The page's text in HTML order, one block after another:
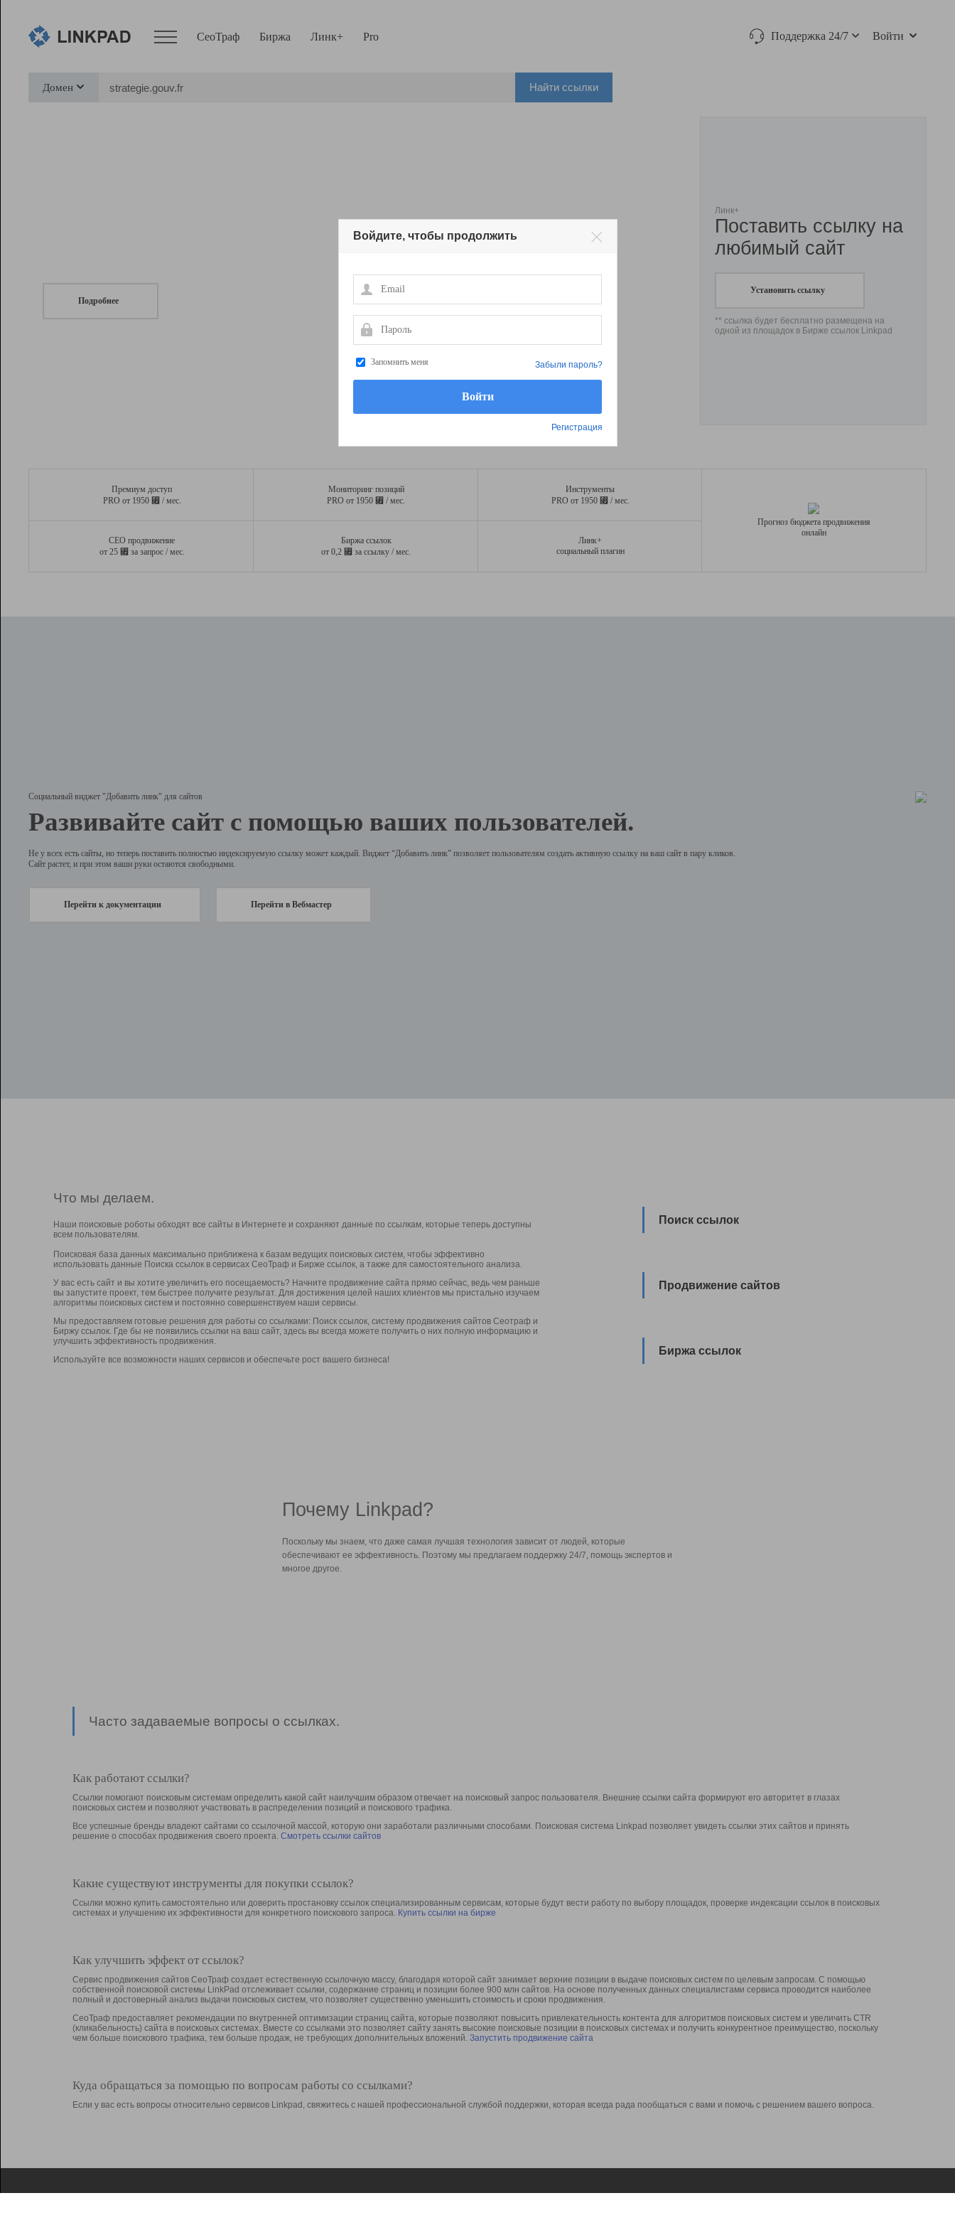
СеоТраф Биржа Линк+ Pro Поддержка 24/7 Войти
Домен Найти ссылки
Подробнее
Линк+
Поставить ссылку на
любимый сайт
Установить ссылку
** ссылка будет бесплатно размещена на
одной из площадок в Бирже ссылок Linkpad
Премиум доступ
PRO от 1950 ⃏ / мес.
Мониторинг позиций
PRO от 1950 ⃏ / мес.
Инструменты
PRO от 1950 ⃏ / мес.
СЕО продвижение
от 25 ⃏ за запрос / мес.
Биржа ссылок
от 0,2 ⃏ за ссылку / мес.
Линк+
социальный плагин
Прогноз бюджета продвижения
онлайн
Социальный виджет "Добавить линк" для сайтов
Развивайте сайт с помощью ваших пользователей.
Не у всех есть сайты, но теперь поставить полностью индексируемую ссылку может каждый. Виджет “Добавить линк” позволяет пользователям создать активную ссылку на ваш сайт в пару кликов.
Сайт растет, и при этом ваши руки остаются свободными.
Перейти к документации Перейти в Вебмастер
Что мы делаем.
Наши поисковые роботы обходят все сайты в Интернете и сохраняют данные по ссылкам, которые теперь доступны
всем пользователям.
Поисковая база данных максимально приближена к базам ведущих поисковых систем, чтобы эффективно
использовать данные Поиска ссылок в сервисах СеоТраф и Бирже ссылок, а также для самостоятельного анализа.
У вас есть сайт и вы хотите увеличить его посещаемость? Начните продвижение сайта прямо сейчас, ведь чем раньше
вы запустите проект, тем быстрее получите результат. Для достижения целей наших клиентов мы пристально изучаем
алгоритмы поисковых систем и постоянно совершенствуем наши сервисы.
Мы предоставляем готовые решения для работы со ссылками: Поиск ссылок, систему продвижения сайтов Сеотраф и
Биржу ссылок. Где бы не появились ссылки на ваш сайт, здесь вы всегда можете получить о них полную информацию и
улучшить эффективность продвижения.
Используйте все возможности наших сервисов и обеспечьте рост вашего бизнеса!
Поиск ссылок
Продвижение сайтов
Биржа ссылок
Почему Linkpad?
Поскольку мы знаем, что даже самая лучшая технология зависит от людей, которые
обеспечивают ее эффективность. Поэтому мы предлагаем поддержку 24/7, помощь экспертов и
многое другое.
Часто задаваемые вопросы о ссылках.
Как работают ссылки?
Ссылки помогают поисковым системам определить какой сайт наилучшим образом отвечает на поисковый запрос пользователя. Внешние ссылки сайта формируют его авторитет в глазах
поисковых систем и позволяют участвовать в раcпределении позиций и поискового трафика.
Все успешные бренды владеют сайтами со ссылочной массой, которую они заработали различными способами. Поисковая система Linkpad позволяет увидеть ссылки этих сайтов и принять
решение о способах продвижения своего проекта. Смотреть ссылки сайтов
Какие существуют инструменты для покупки ссылок?
Ссылки можно купить самостоятельно или доверить простановку ссылок специализированным сервисам, которые будут вести работу по выбору площадок, проверке индексации ссылок в поисковых
системах и улучшению их эффективности для конкретного поискового запроса. Купить ссылки на бирже
Как улучшить эффект от ссылок?
Сервис продвижения сайтов СеоТраф создает естественную ссылочную массу, благодаря которой сайт занимает верхние позиции в выдаче поисковых систем по целевым запросам. С помощью
собственной поисковой системы LinkPad отслеживает ссылки, содержание страниц и позиции более 900 млн сайтов. На основе полученных данных специалистами сервиса проводится наиболее
полный и достоверный анализ выдачи поисковых систем, что позволяет существенно уменьшить стоимость и сроки продвижения.
СеоТраф предоставляет рекомендации по внутренней оптимизации страниц сайта, которые позволяют повысить привлекательность контента для алгоритмов поисковых систем и увеличить CTR
(кликабельность) сайта в поисковых системах. Вместе со ссылками это позволяет сайту занять высокие поисковые позиции в поисковых системах и получить конкурентное преимущество, поскольку
чем больше поискового трафика, тем больше продаж, не требующих дополнительных вложений. Запустить продвижение сайта
Куда обращаться за помощью по вопросам работы со ссылками?
Если у вас есть вопросы относительно сервисов Linkpad, свяжитесь с нашей профессиональной службой поддержки, которая всегда рада пообщаться с вами и помочь с решением вашего вопроса.
Войдите, чтобы продолжить
Email
Пароль
Запомнить меня
Регистрация
Забыли пароль?